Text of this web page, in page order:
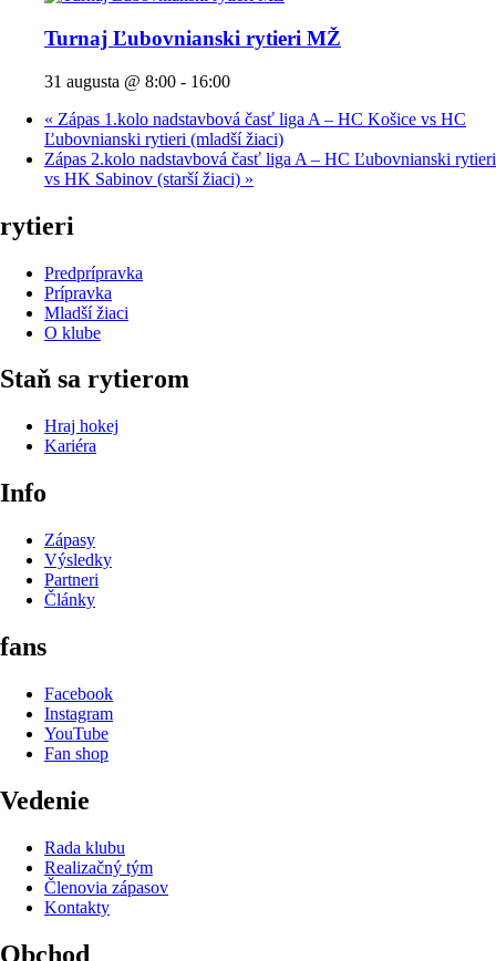
Turnaj Ľubovnianski rytieri MŽ
31 augusta @ 8:00 - 16:00
« Zápas 1.kolo nadstavbová časť liga A – HC Košice vs HC
Ľubovnianski rytieri (mladší žiaci)
Zápas 2.kolo nadstavbová časť liga A – HC Ľubovnianski rytieri
vs HK Sabinov (starší žiaci) »
rytieri
Predprípravka
Prípravka
Mladší žiaci
O klube
Staň sa rytierom
Hraj hokej
Kariéra
Info
Zápasy
Výsledky
Partneri
Články
fans
Facebook
Instagram
YouTube
Fan shop
Vedenie
Rada klubu
Realizačný tým
Členovia zápasov
Kontakty
Obchod